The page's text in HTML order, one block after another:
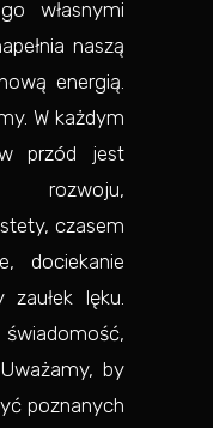
własnymi
naszą
energią.
W każdym
przód jest
rozwoju,
czasem
dociekanie
lęku.
by
poznanych